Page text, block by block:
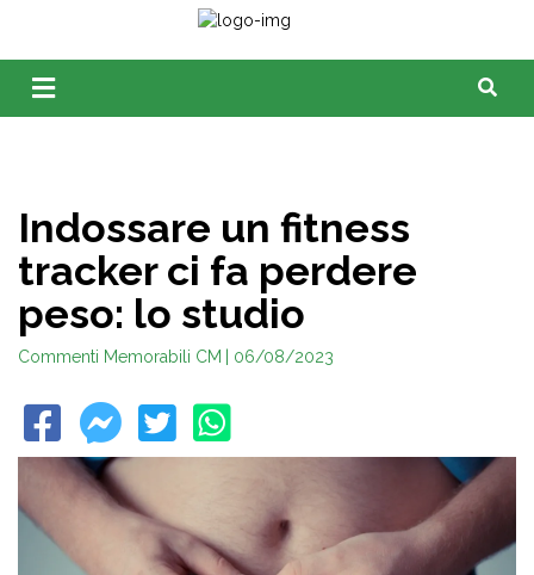
Indossare un fitness
tracker ci fa perdere
peso: lo studio
Commenti Memorabili CM | 06/08/2023